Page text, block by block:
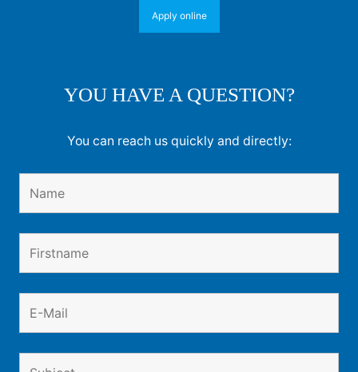
Apply online
YOU HAVE A QUESTION?
You can reach us quickly and directly: